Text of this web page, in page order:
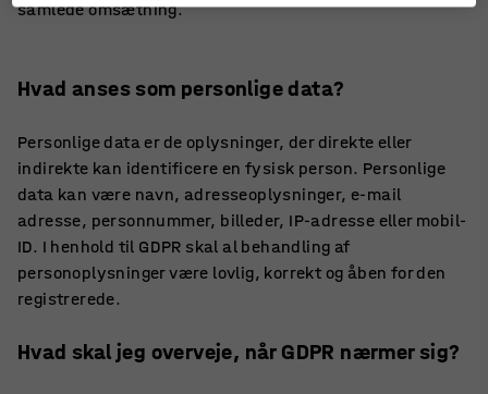
samlede omsætning.
Hvad anses som personlige data?
Personlige data er de oplysninger, der direkte eller
indirekte kan identificere en fysisk person. Personlige
data kan være navn, adresseoplysninger, e-mail
adresse, personnummer, billeder, IP-adresse eller mobil-
ID. I henhold til GDPR skal al behandling af
personoplysninger være lovlig, korrekt og åben for den
registrerede.
Hvad skal jeg overveje, når GDPR nærmer sig?